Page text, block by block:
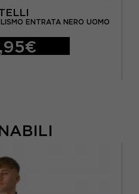
ENTRATA NERO UOMO